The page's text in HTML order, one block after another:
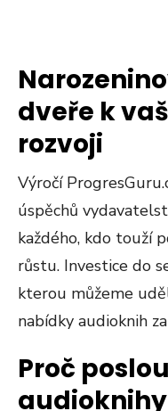
dveře k
rozvoji
Výročí
úspěchů
každého, kdo touží
růstu. Investice do
kterou můžeme
nabídky audioknih
Proč